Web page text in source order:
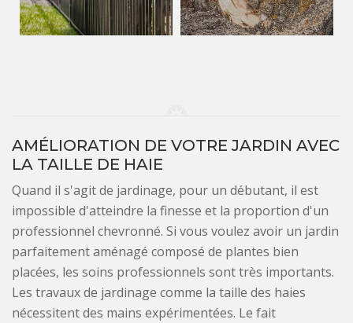
AMÉLIORATION DE VOTRE JARDIN AVEC
LA TAILLE DE HAIE
Quand il s'agit de jardinage, pour un débutant, il est
impossible d'atteindre la finesse et la proportion d'un
professionnel chevronné. Si vous voulez avoir un jardin
parfaitement aménagé composé de plantes bien
placées, les soins professionnels sont très importants.
Les travaux de jardinage comme la taille des haies
nécessitent des mains expérimentées. Le fait